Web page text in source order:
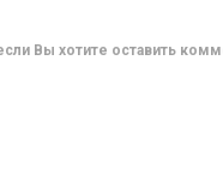
Вы хотите оставить